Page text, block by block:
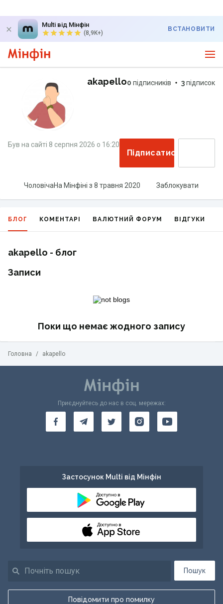
Multi від Мінфін
(8,9K+)
ВСТАНОВИТИ
akapello0 підписників 3підписок
Був на сайті 8 серпня 2026 о 16:20
Підписатися
ЧоловічаНа Мінфіні з 8 травня 2020 Заблокувати
БЛОГ КОМЕНТАРІ ВАЛЮТНИЙ ФОРУМ ВІДГУКИ
akapello - блог
Записи
Поки що немає жодного запису
Головна / akapello
Пошук
Повідомити про помилку
Приєднуйтесь до нас в соц. мережах:
Застосунок Multi від Мінфін
Доступно в
Доступно в